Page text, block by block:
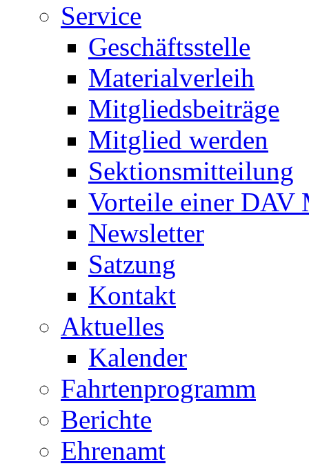
Service
Geschäftsstelle
Materialverleih
Mitgliedsbeiträge
Mitglied werden
Sektionsmitteilung
Vorteile einer DAV
Newsletter
Satzung
Kontakt
Aktuelles
Kalender
Fahrtenprogramm
Berichte
Ehrenamt